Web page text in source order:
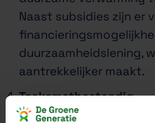
Naast subsidies zijn er
duurzaamheidslening,
aantrekkelijker maakt.
Toekomstbestendig
Een hybride